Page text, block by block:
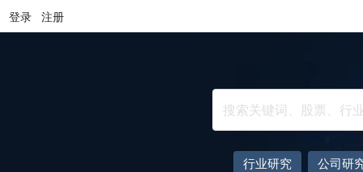
登录 注册
行业研究 公司研